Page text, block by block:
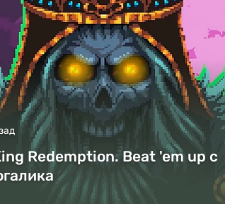
Redemption. Beat 'em up с